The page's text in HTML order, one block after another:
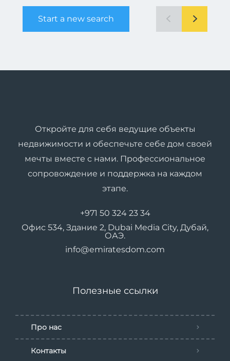
Start a new search
Откройте для себя ведущие объекты
недвижимости и обеспечьте себе дом своей
мечты вместе с нами. Профессиональное
сопровождение и поддержка на каждом
этапе.
+971 50 324 23 34
Офис 534, Здание 2, Dubai Media City, Дубай,
ОАЭ.
info@emiratesdom.com
Полезные ссылки
Про нас
Контакты